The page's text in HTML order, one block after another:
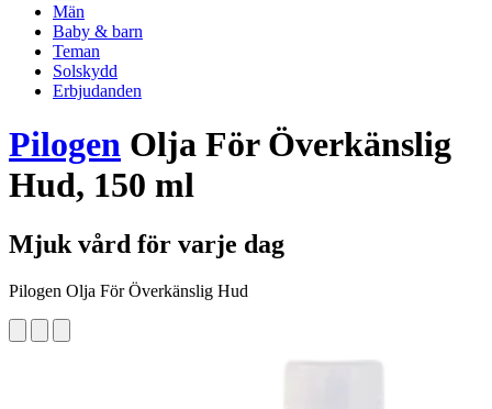
Män
Baby & barn
Teman
Solskydd
Erbjudanden
Pilogen Olja För Överkänslig
Hud, 150 ml
Mjuk vård för varje dag
Pilogen Olja För Överkänslig Hud